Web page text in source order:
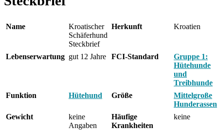
Name
Kroatischer
Schäferhund
Steckbrief
Herkunft Kroatien
Lebenserwartung gut 12 Jahre FCI-Standard
Gruppe 1:
Hütehunde
und
Treibhunde
Funktion
Hütehund Größe
Mittelgroße
Hunderassen
Gewicht
keine
Angaben
Häufige
Krankheiten
keine